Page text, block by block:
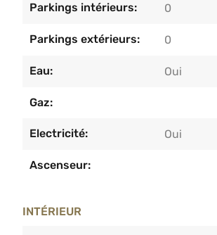
Parkings intérieurs: 0
Parkings extérieurs: 0
Eau: Oui
Gaz:
Electricité: Oui
Ascenseur:
INTÉRIEUR